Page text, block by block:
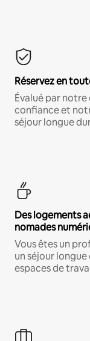
Réservez en
Évalué par
confiance et
séjour longue
Des logements
nomades
Vous êtes un
un séjour
espaces de